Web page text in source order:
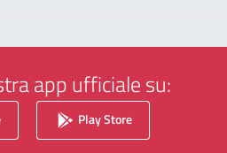
app ufficiale su:
Play Store